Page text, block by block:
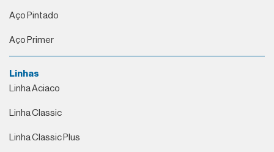
Aço Pintado
Aço Primer
Linhas
Linha Aciaco
Linha Classic
Linha Classic Plus